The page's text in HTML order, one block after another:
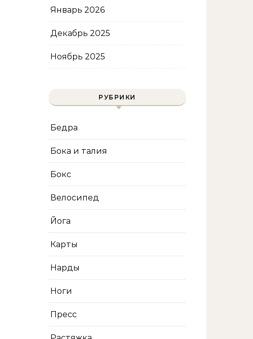
Январь 2026
Декабрь 2025
Ноябрь 2025
РУБРИКИ
Бедра
Бока и талия
Бокс
Велосипед
Йога
Карты
Нарды
Ноги
Пресс